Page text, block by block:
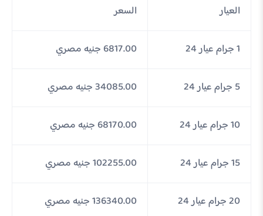
العيار السعر
1 جرام عيار 24 6817.00 جنيه مصري
5 جرام عيار 24 34085.00 جنيه مصري
10 جرام عيار 24 68170.00 جنيه مصري
15 جرام عيار 24 102255.00 جنيه مصري
20 جرام عيار 24 136340.00 جنيه مصري